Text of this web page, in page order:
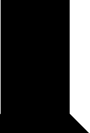
doirasida